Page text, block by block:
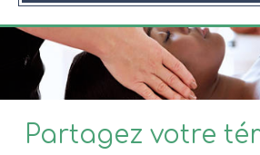
Partagez votre